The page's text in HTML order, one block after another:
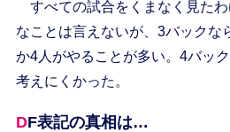
すべての試合をくまなく見た
なことは言えないが、3バックな
か4人がやることが多い。4バッ
考えにくかった。
DF表記の真相は…